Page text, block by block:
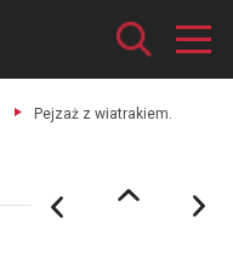
Pejzaż z wiatrakiem.